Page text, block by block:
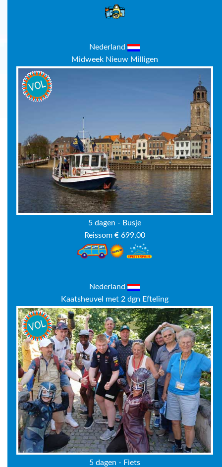
Nederland
Midweek Nieuw Milligen
5 dagen - Busje
Reissom € 699,00
Nederland
Kaatsheuvel met 2 dgn Efteling
5 dagen - Fiets